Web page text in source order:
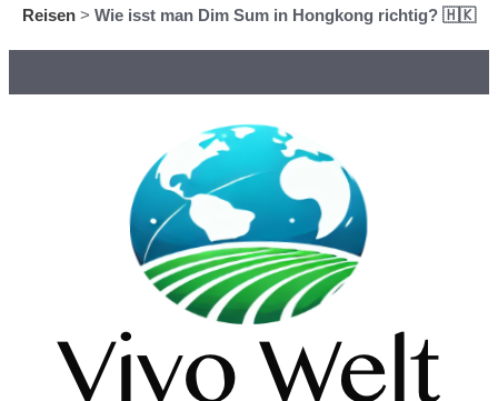
Reisen > Wie isst man Dim Sum in Hongkong richtig? 🇭🇰